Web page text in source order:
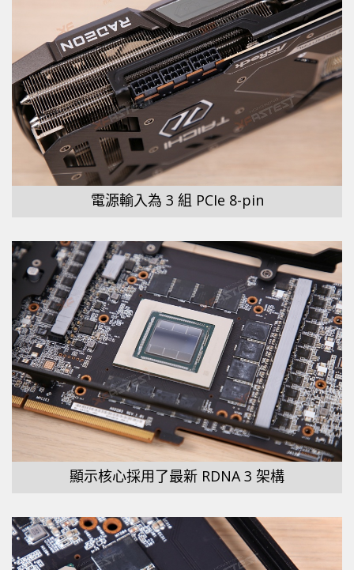
電源輸入為 3 組 PCIe 8-pin
顯示核心採用了最新 RDNA 3 架構